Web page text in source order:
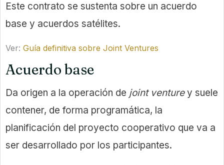
Este contrato se sustenta sobre un acuerdo
base y acuerdos satélites.
Ver: Guía definitiva sobre Joint Ventures
Acuerdo base
Da origen a la operación de joint venturey suele
contener, de forma programática, la
planificación del proyecto cooperativo que va a
ser desarrollado por los participantes.